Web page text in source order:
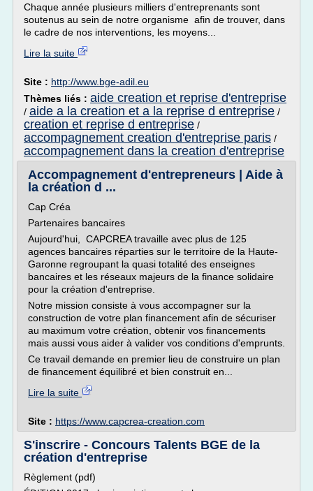
Chaque année plusieurs milliers d'entreprenants sont
soutenus au sein de notre organisme afin de trouver, dans
le cadre de nos interventions, les moyens...
Lire la suite
Site : http://www.bge-adil.eu
Thèmes liés : aide creation et reprise d'entreprise
/ aide a la creation et a la reprise d entreprise /
creation et reprise d entreprise /
accompagnement creation d'entreprise paris /
accompagnement dans la creation d'entreprise
Accompagnement d'entrepreneurs | Aide à
la création d ...
Cap Créa
Partenaires bancaires
Aujourd'hui, CAPCREA travaille avec plus de 125
agences bancaires réparties sur le territoire de la Haute-
Garonne regroupant la quasi totalité des enseignes
bancaires et les réseaux majeurs de la finance solidaire
pour la création d'entreprise.
Notre mission consiste à vous accompagner sur la
construction de votre plan financement afin de sécuriser
au maximum votre création, obtenir vos financements
mais aussi vous aider à valider vos conditions d'emprunts.
Ce travail demande en premier lieu de construire un plan
de financement équilibré et bien construit en...
Lire la suite
Site : https://www.capcrea-creation.com
S'inscrire - Concours Talents BGE de la
création d'entreprise
Règlement (pdf)